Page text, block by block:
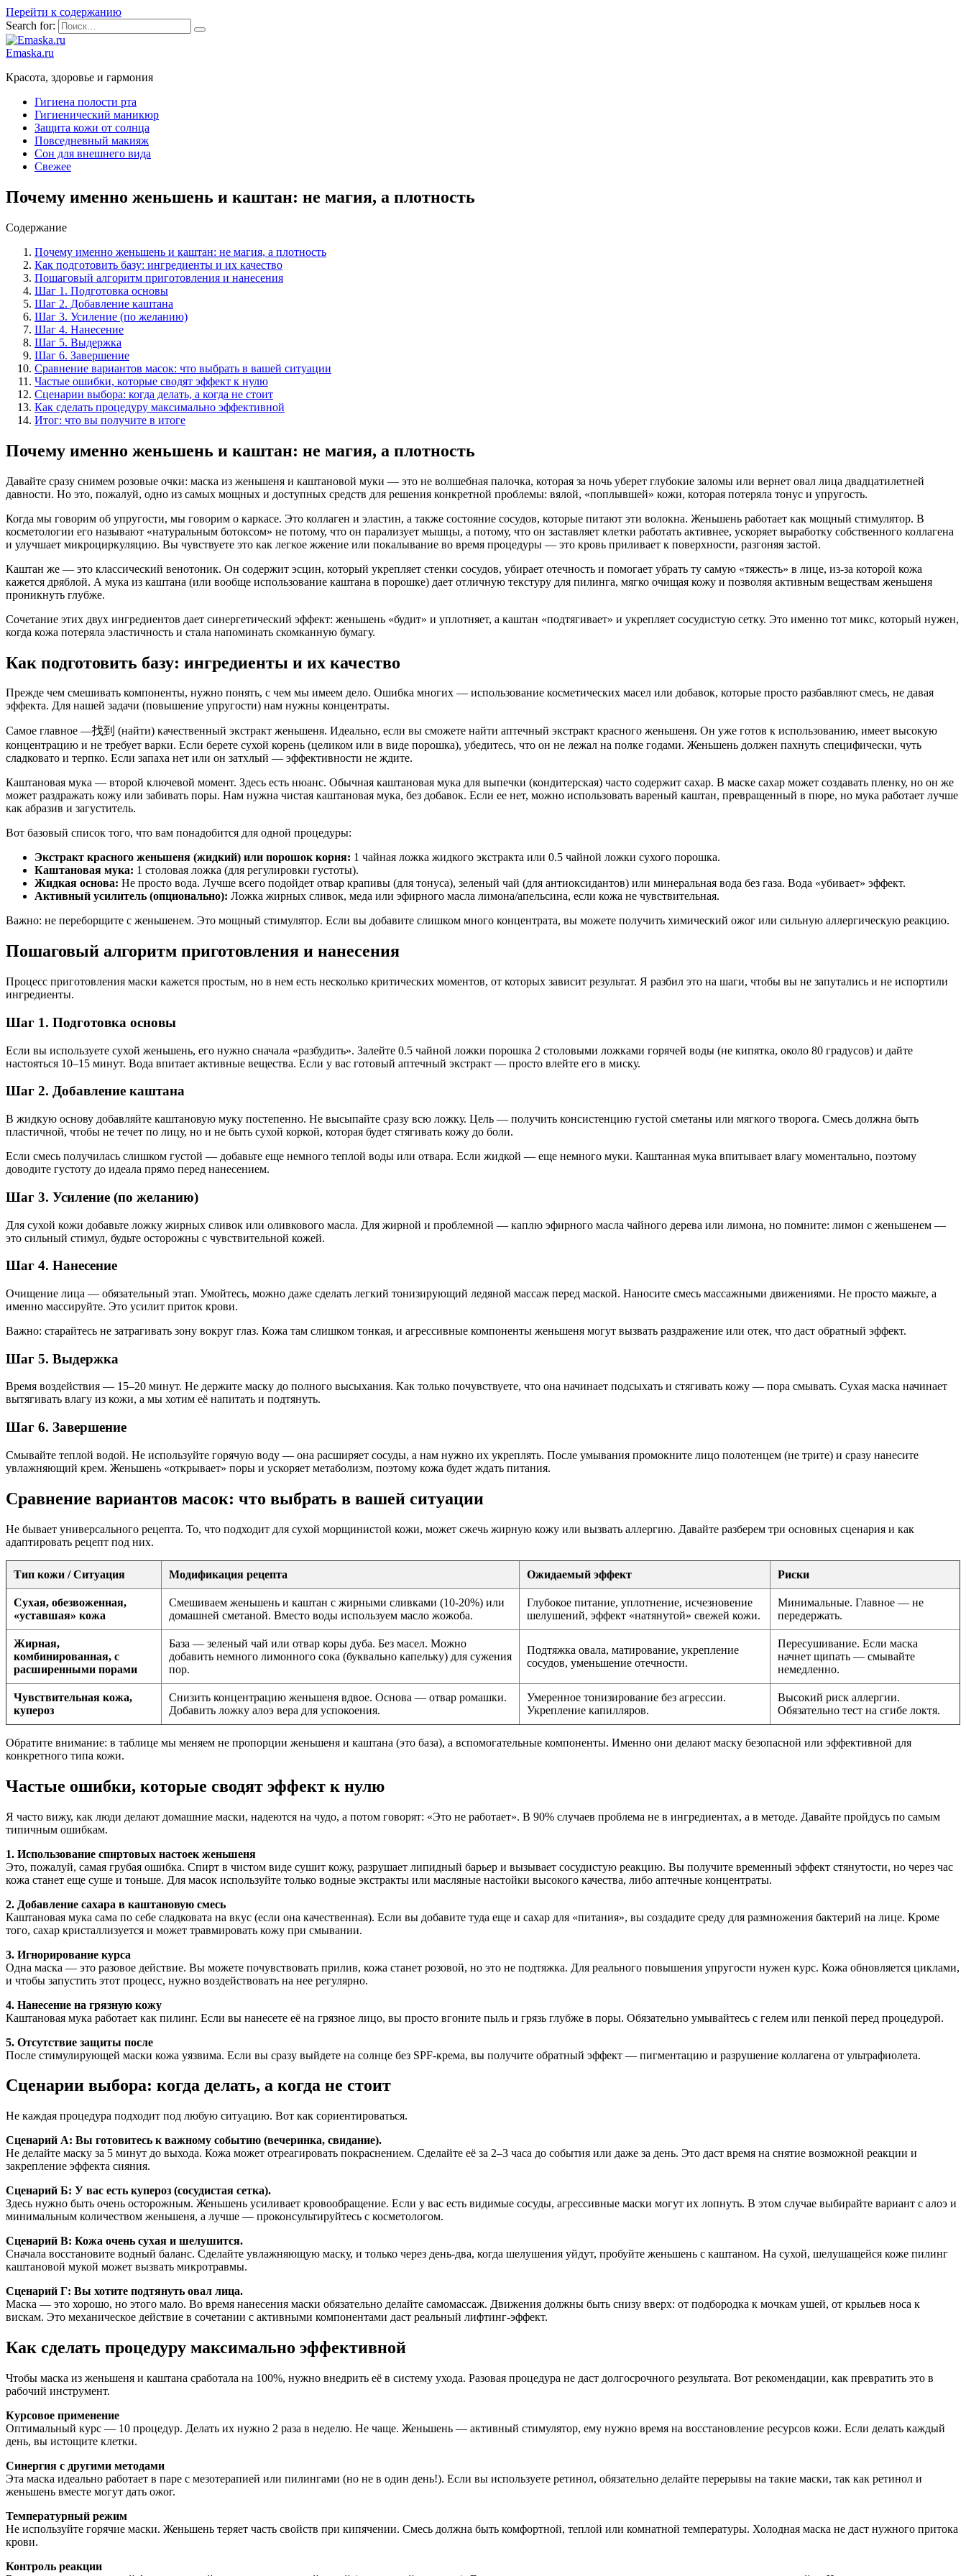
Перейти к содержанию
Search for:
Emaska.ru
Красота, здоровье и гармония
Гигиена полости рта
Гигиенический маникюр
Защита кожи от солнца
Повседневный макияж
Сон для внешнего вида
Свежее
Почему именно женьшень и каштан: не магия, а плотность
Содержание
Почему именно женьшень и каштан: не магия, а плотность
Как подготовить базу: ингредиенты и их качество
Пошаговый алгоритм приготовления и нанесения
Шаг 1. Подготовка основы
Шаг 2. Добавление каштана
Шаг 3. Усиление (по желанию)
Шаг 4. Нанесение
Шаг 5. Выдержка
Шаг 6. Завершение
Сравнение вариантов масок: что выбрать в вашей ситуации
Частые ошибки, которые сводят эффект к нулю
Сценарии выбора: когда делать, а когда не стоит
Как сделать процедуру максимально эффективной
Итог: что вы получите в итоге
Почему именно женьшень и каштан: не магия, а плотность
Давайте сразу снимем розовые очки: маска из женьшеня и каштановой муки — это не волшебная палочка, которая за ночь уберет глубокие заломы или вернет овал лица двадцатилетней
давности. Но это, пожалуй, одно из самых мощных и доступных средств для решения конкретной проблемы: вялой, «поплывшей» кожи, которая потеряла тонус и упругость.
Когда мы говорим об упругости, мы говорим о каркасе. Это коллаген и эластин, а также состояние сосудов, которые питают эти волокна. Женьшень работает как мощный стимулятор. В
косметологии его называют «натуральным ботоксом» не потому, что он парализует мышцы, а потому, что он заставляет клетки работать активнее, ускоряет выработку собственного коллагена
и улучшает микроциркуляцию. Вы чувствуете это как легкое жжение или покалывание во время процедуры — это кровь приливает к поверхности, разгоняя застой.
Каштан же — это классический венотоник. Он содержит эсцин, который укрепляет стенки сосудов, убирает отечность и помогает убрать ту самую «тяжесть» в лице, из-за которой кожа
кажется дряблой. А мука из каштана (или вообще использование каштана в порошке) дает отличную текстуру для пилинга, мягко очищая кожу и позволяя активным веществам женьшеня
проникнуть глубже.
Сочетание этих двух ингредиентов дает синергетический эффект: женьшень «будит» и уплотняет, а каштан «подтягивает» и укрепляет сосудистую сетку. Это именно тот микс, который нужен,
когда кожа потеряла эластичность и стала напоминать скомканную бумагу.
Как подготовить базу: ингредиенты и их качество
Прежде чем смешивать компоненты, нужно понять, с чем мы имеем дело. Ошибка многих — использование косметических масел или добавок, которые просто разбавляют смесь, не давая
эффекта. Для нашей задачи (повышение упругости) нам нужны концентраты.
Самое главное —找到 (найти) качественный экстракт женьшеня. Идеально, если вы сможете найти аптечный экстракт красного женьшеня. Он уже готов к использованию, имеет высокую
концентрацию и не требует варки. Если берете сухой корень (целиком или в виде порошка), убедитесь, что он не лежал на полке годами. Женьшень должен пахнуть специфически, чуть
сладковато и терпко. Если запаха нет или он затхлый — эффективности не ждите.
Каштановая мука — второй ключевой момент. Здесь есть нюанс. Обычная каштановая мука для выпечки (кондитерская) часто содержит сахар. В маске сахар может создавать пленку, но он же
может раздражать кожу или забивать поры. Нам нужна чистая каштановая мука, без добавок. Если ее нет, можно использовать вареный каштан, превращенный в пюре, но мука работает лучше
как абразив и загуститель.
Вот базовый список того, что вам понадобится для одной процедуры:
Экстракт красного женьшеня (жидкий) или порошок корня: 1 чайная ложка жидкого экстракта или 0.5 чайной ложки сухого порошка.
Каштановая мука: 1 столовая ложка (для регулировки густоты).
Жидкая основа: Не просто вода. Лучше всего подойдет отвар крапивы (для тонуса), зеленый чай (для антиоксидантов) или минеральная вода без газа. Вода «убивает» эффект.
Активный усилитель (опционально): Ложка жирных сливок, меда или эфирного масла лимона/апельсина, если кожа не чувствительная.
Важно: не переборщите с женьшенем. Это мощный стимулятор. Если вы добавите слишком много концентрата, вы можете получить химический ожог или сильную аллергическую реакцию.
Пошаговый алгоритм приготовления и нанесения
Процесс приготовления маски кажется простым, но в нем есть несколько критических моментов, от которых зависит результат. Я разбил это на шаги, чтобы вы не запутались и не испортили
ингредиенты.
Шаг 1. Подготовка основы
Если вы используете сухой женьшень, его нужно сначала «разбудить». Залейте 0.5 чайной ложки порошка 2 столовыми ложками горячей воды (не кипятка, около 80 градусов) и дайте
настояться 10–15 минут. Вода впитает активные вещества. Если у вас готовый аптечный экстракт — просто влейте его в миску.
Шаг 2. Добавление каштана
В жидкую основу добавляйте каштановую муку постепенно. Не высыпайте сразу всю ложку. Цель — получить консистенцию густой сметаны или мягкого творога. Смесь должна быть
пластичной, чтобы не течет по лицу, но и не быть сухой коркой, которая будет стягивать кожу до боли.
Если смесь получилась слишком густой — добавьте еще немного теплой воды или отвара. Если жидкой — еще немного муки. Каштанная мука впитывает влагу моментально, поэтому
доводите густоту до идеала прямо перед нанесением.
Шаг 3. Усиление (по желанию)
Для сухой кожи добавьте ложку жирных сливок или оливкового масла. Для жирной и проблемной — каплю эфирного масла чайного дерева или лимона, но помните: лимон с женьшенем —
это сильный стимул, будьте осторожны с чувствительной кожей.
Шаг 4. Нанесение
Очищение лица — обязательный этап. Умойтесь, можно даже сделать легкий тонизирующий ледяной массаж перед маской. Наносите смесь массажными движениями. Не просто мажьте, а
именно массируйте. Это усилит приток крови.
Важно: старайтесь не затрагивать зону вокруг глаз. Кожа там слишком тонкая, и агрессивные компоненты женьшеня могут вызвать раздражение или отек, что даст обратный эффект.
Шаг 5. Выдержка
Время воздействия — 15–20 минут. Не держите маску до полного высыхания. Как только почувствуете, что она начинает подсыхать и стягивать кожу — пора смывать. Сухая маска начинает
вытягивать влагу из кожи, а мы хотим её напитать и подтянуть.
Шаг 6. Завершение
Смывайте теплой водой. Не используйте горячую воду — она расширяет сосуды, а нам нужно их укреплять. После умывания промокните лицо полотенцем (не трите) и сразу нанесите
увлажняющий крем. Женьшень «открывает» поры и ускоряет метаболизм, поэтому кожа будет ждать питания.
Сравнение вариантов масок: что выбрать в вашей ситуации
Не бывает универсального рецепта. То, что подходит для сухой морщинистой кожи, может сжечь жирную кожу или вызвать аллергию. Давайте разберем три основных сценария и как
адаптировать рецепт под них.
Тип кожи / Ситуация Модификация рецепта Ожидаемый эффект Риски
Сухая, обезвоженная,
«уставшая» кожа
Смешиваем женьшень и каштан с жирными сливками (10-20%) или
домашней сметаной. Вместо воды используем масло жожоба.
Глубокое питание, уплотнение, исчезновение
шелушений, эффект «натянутой» свежей кожи.
Минимальные. Главное — не
передержать.
Жирная,
комбинированная, с
расширенными порами
База — зеленый чай или отвар коры дуба. Без масел. Можно
добавить немного лимонного сока (буквально капельку) для сужения
пор.
Подтяжка овала, матирование, укрепление
сосудов, уменьшение отечности.
Пересушивание. Если маска
начнет щипать — смывайте
немедленно.
Чувствительная кожа,
купероз
Снизить концентрацию женьшеня вдвое. Основа — отвар ромашки.
Добавить ложку алоэ вера для успокоения.
Умеренное тонизирование без агрессии.
Укрепление капилляров.
Высокий риск аллергии.
Обязательно тест на сгибе локтя.
Обратите внимание: в таблице мы меняем не пропорции женьшеня и каштана (это база), а вспомогательные компоненты. Именно они делают маску безопасной или эффективной для
конкретного типа кожи.
Частые ошибки, которые сводят эффект к нулю
Я часто вижу, как люди делают домашние маски, надеются на чудо, а потом говорят: «Это не работает». В 90% случаев проблема не в ингредиентах, а в методе. Давайте пройдусь по самым
типичным ошибкам.
1. Использование спиртовых настоек женьшеня
Это, пожалуй, самая грубая ошибка. Спирт в чистом виде сушит кожу, разрушает липидный барьер и вызывает сосудистую реакцию. Вы получите временный эффект стянутости, но через час
кожа станет еще суше и тоньше. Для масок используйте только водные экстракты или масляные настойки высокого качества, либо аптечные концентраты.
2. Добавление сахара в каштановую смесь
Каштановая мука сама по себе сладковата на вкус (если она качественная). Если вы добавите туда еще и сахар для «питания», вы создадите среду для размножения бактерий на лице. Кроме
того, сахар кристаллизуется и может травмировать кожу при смывании.
3. Игнорирование курса
Одна маска — это разовое действие. Вы можете почувствовать прилив, кожа станет розовой, но это не подтяжка. Для реального повышения упругости нужен курс. Кожа обновляется циклами,
и чтобы запустить этот процесс, нужно воздействовать на нее регулярно.
4. Нанесение на грязную кожу
Каштановая мука работает как пилинг. Если вы нанесете её на грязное лицо, вы просто вгоните пыль и грязь глубже в поры. Обязательно умывайтесь с гелем или пенкой перед процедурой.
5. Отсутствие защиты после
После стимулирующей маски кожа уязвима. Если вы сразу выйдете на солнце без SPF-крема, вы получите обратный эффект — пигментацию и разрушение коллагена от ультрафиолета.
Сценарии выбора: когда делать, а когда не стоит
Не каждая процедура подходит под любую ситуацию. Вот как сориентироваться.
Сценарий А: Вы готовитесь к важному событию (вечеринка, свидание).
Не делайте маску за 5 минут до выхода. Кожа может отреагировать покраснением. Сделайте её за 2–3 часа до события или даже за день. Это даст время на снятие возможной реакции и
закрепление эффекта сияния.
Сценарий Б: У вас есть купероз (сосудистая сетка).
Здесь нужно быть очень осторожным. Женьшень усиливает кровообращение. Если у вас есть видимые сосуды, агрессивные маски могут их лопнуть. В этом случае выбирайте вариант с алоэ и
минимальным количеством женьшеня, а лучше — проконсультируйтесь с косметологом.
Сценарий В: Кожа очень сухая и шелушится.
Сначала восстановите водный баланс. Сделайте увлажняющую маску, и только через день-два, когда шелушения уйдут, пробуйте женьшень с каштаном. На сухой, шелушащейся коже пилинг
каштановой мукой может вызвать микротравмы.
Сценарий Г: Вы хотите подтянуть овал лица.
Маска — это хорошо, но этого мало. Во время нанесения маски обязательно делайте самомассаж. Движения должны быть снизу вверх: от подбородка к мочкам ушей, от крыльев носа к
вискам. Это механическое действие в сочетании с активными компонентами даст реальный лифтинг-эффект.
Как сделать процедуру максимально эффективной
Чтобы маска из женьшеня и каштана сработала на 100%, нужно внедрить её в систему ухода. Разовая процедура не даст долгосрочного результата. Вот рекомендации, как превратить это в
рабочий инструмент.
Курсовое применение
Оптимальный курс — 10 процедур. Делать их нужно 2 раза в неделю. Не чаще. Женьшень — активный стимулятор, ему нужно время на восстановление ресурсов кожи. Если делать каждый
день, вы истощите клетки.
Синергия с другими методами
Эта маска идеально работает в паре с мезотерапией или пилингами (но не в один день!). Если вы используете ретинол, обязательно делайте перерывы на такие маски, так как ретинол и
женьшень вместе могут дать ожог.
Температурный режим
Не используйте горячие маски. Женьшень теряет часть свойств при кипячении. Смесь должна быть комфортной, теплой или комнатной температуры. Холодная маска не даст нужного притока
крови.
Контроль реакции